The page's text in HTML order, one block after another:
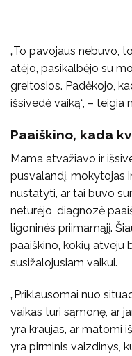
„To pavojaus nebuvo,
atėjo, pasikalbėjo su
greitosios. Padėkojo,
išsivedė vaiką“, –
Paaiškino, kada
Mama atvažiavo ir
pusvalandį, mokytojas
nustatyti, ar tai buvo
neturėjo, diagnozė
ligoninės priimamąjį.
paaiškino, kokių atveju
susižalojusiam vaikui.
„Priklausomai nuo
vaikas turi sąmonę, ar
yra kraujas, ar matomi
yra pirminis vaizdinys,